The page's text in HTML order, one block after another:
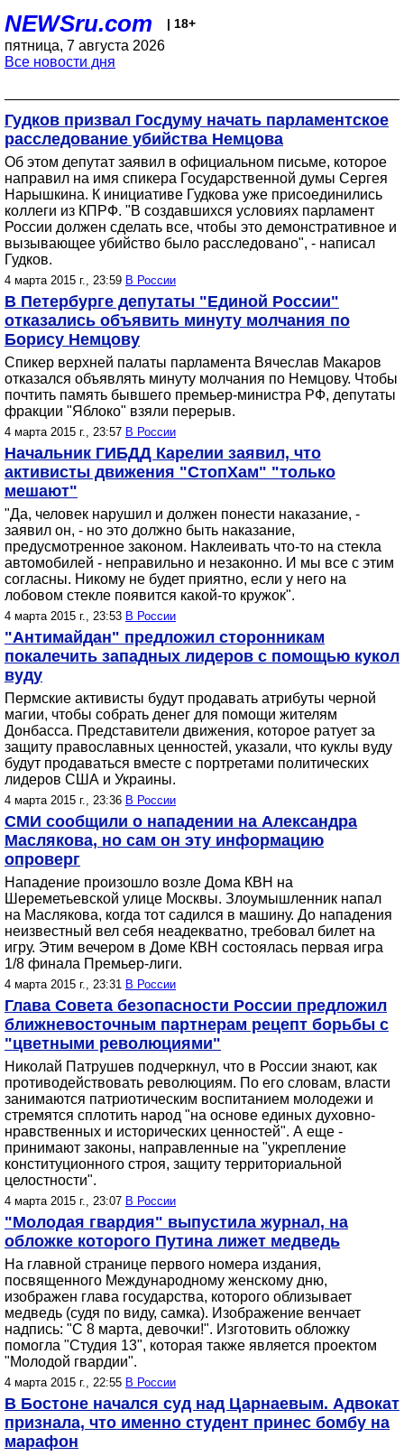
NEWSru.com | 18+
пятница, 7 августа 2026
Все новости дня
Гудков призвал Госдуму начать парламентское
расследование убийства Немцова
Об этом депутат заявил в официальном письме, которое
направил на имя спикера Государственной думы Сергея
Нарышкина. К инициативе Гудкова уже присоединились
коллеги из КПРФ. "В создавшихся условиях парламент
России должен сделать все, чтобы это демонстративное и
вызывающее убийство было расследовано", - написал
Гудков.
4 марта 2015 г., 23:59 В России
В Петербурге депутаты "Единой России"
отказались объявить минуту молчания по
Борису Немцову
Спикер верхней палаты парламента Вячеслав Макаров
отказался объявлять минуту молчания по Немцову. Чтобы
почтить память бывшего премьер-министра РФ, депутаты
фракции "Яблоко" взяли перерыв.
4 марта 2015 г., 23:57 В России
Начальник ГИБДД Карелии заявил, что
активисты движения "СтопХам" "только
мешают"
"Да, человек нарушил и должен понести наказание, -
заявил он, - но это должно быть наказание,
предусмотренное законом. Наклеивать что-то на стекла
автомобилей - неправильно и незаконно. И мы все с этим
согласны. Никому не будет приятно, если у него на
лобовом стекле появится какой-то кружок".
4 марта 2015 г., 23:53 В России
"Антимайдан" предложил сторонникам
покалечить западных лидеров с помощью кукол
вуду
Пермские активисты будут продавать атрибуты черной
магии, чтобы собрать денег для помощи жителям
Донбасса. Представители движения, которое ратует за
защиту православных ценностей, указали, что куклы вуду
будут продаваться вместе с портретами политических
лидеров США и Украины.
4 марта 2015 г., 23:36 В России
СМИ сообщили о нападении на Александра
Маслякова, но сам он эту информацию
опроверг
Нападение произошло возле Дома КВН на
Шереметьевской улице Москвы. Злоумышленник напал
на Маслякова, когда тот садился в машину. До нападения
неизвестный вел себя неадекватно, требовал билет на
игру. Этим вечером в Доме КВН состоялась первая игра
1/8 финала Премьер-лиги.
4 марта 2015 г., 23:31 В России
Глава Совета безопасности России предложил
ближневосточным партнерам рецепт борьбы с
"цветными революциями"
Николай Патрушев подчеркнул, что в России знают, как
противодействовать революциям. По его словам, власти
занимаются патриотическим воспитанием молодежи и
стремятся сплотить народ "на основе единых духовно-
нравственных и исторических ценностей". А еще -
принимают законы, направленные на "укрепление
конституционного строя, защиту территориальной
целостности".
4 марта 2015 г., 23:07 В России
"Молодая гвардия" выпустила журнал, на
обложке которого Путина лижет медведь
На главной странице первого номера издания,
посвященного Международному женскому дню,
изображен глава государства, которого облизывает
медведь (судя по виду, самка). Изображение венчает
надпись: "С 8 марта, девочки!". Изготовить обложку
помогла "Студия 13", которая также является проектом
"Молодой гвардии".
4 марта 2015 г., 22:55 В России
В Бостоне начался суд над Царнаевым. Адвокат
признала, что именно студент принес бомбу на
марафон